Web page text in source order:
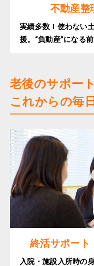
不動産整
実績多数！使わない
援。“負動産”になる
老後のサポー
これからの毎
終活サポート
入院・施設入所時の